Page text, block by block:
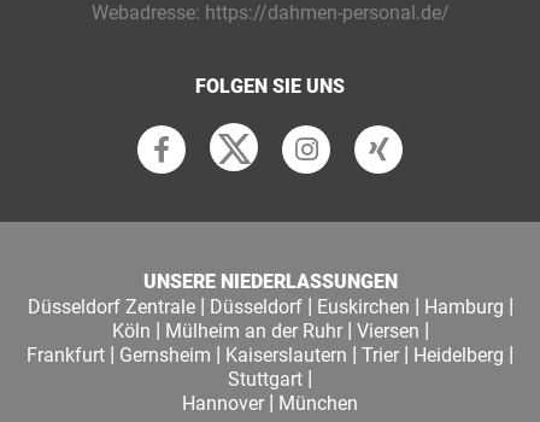
Webadresse: https://dahmen-personal.de/
FOLGEN SIE UNS
UNSERE NIEDERLASSUNGEN
Düsseldorf Zentrale| Düsseldorf| Euskirchen | Hamburg |
Köln | Mülheim an der Ruhr| Viersen |
Frankfurt | Gernsheim | Kaiserslautern | Trier | Heidelberg |
Stuttgart |
Hannover | München